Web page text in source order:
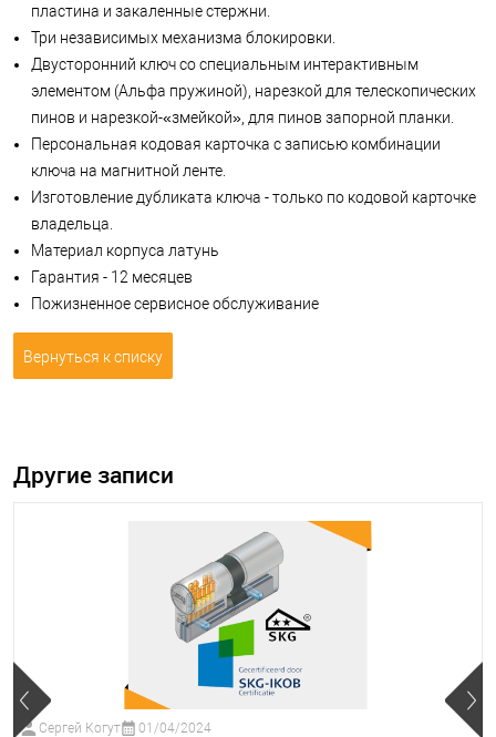
пластина и закаленные стержни.
Три независимых механизма блокировки.
Двусторонний ключ со специальным интерактивным
элементом (Альфа пружиной), нарезкой для телескопических
пинов и нарезкой-«змейкой», для пинов запорной планки.
Персональная кодовая карточка с записью комбинации
ключа на магнитной ленте.
Изготовление дубликата ключа - только по кодовой карточке
владельца.
Материал корпуса латунь
Гарантия - 12 месяцев
Пожизненное сервисное обслуживание
Вернуться к списку
Другие записи
Сергей Когут 01/04/2024